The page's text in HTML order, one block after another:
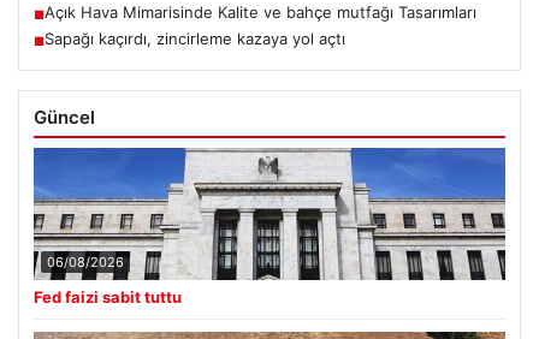
■Açık Hava Mimarisinde Kalite ve bahçe mutfağı Tasarımları
■Sapağı kaçırdı, zincirleme kazaya yol açtı
Güncel
06/08/2026
Fed faizi sabit tuttu